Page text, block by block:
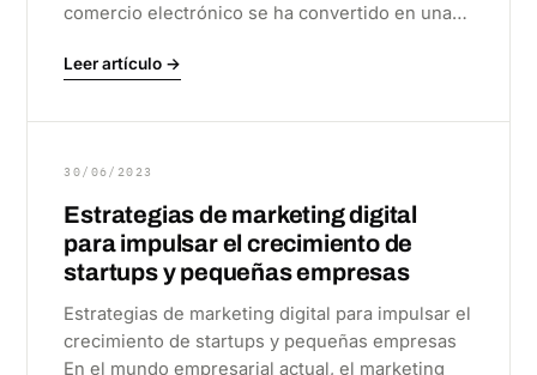
comercio electrónico se ha convertido en una…
Leer artículo →
30/06/2023
Estrategias de marketing digital
para impulsar el crecimiento de
startups y pequeñas empresas
Estrategias de marketing digital para impulsar el
crecimiento de startups y pequeñas empresas
En el mundo empresarial actual, el marketing